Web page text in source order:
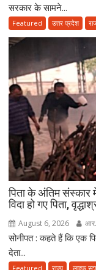
सरकार के सामने...
Featured उत्तर प्रदेश
पिता के अंतिम संस्कार
विदा हो गए पिता,
August 6, 2026 आर.
सोनीपत : कहते हैं कि एक
देता...
Featured राज्य लाइफ